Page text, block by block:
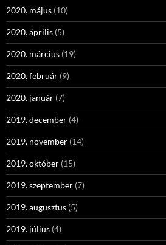
2020. május (10)
2020. április (5)
2020. március (19)
2020. február (9)
2020. január (7)
2019. december (4)
2019. november (14)
2019. október (15)
2019. szeptember (7)
2019. augusztus (5)
2019. július (4)